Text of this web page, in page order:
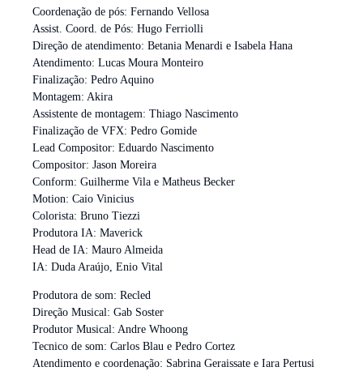
Coordenação de pós: Fernando Vellosa
Assist. Coord. de Pós: Hugo Ferriolli
Direção de atendimento: Betania Menardi e Isabela Hana
Atendimento: Lucas Moura Monteiro
Finalização: Pedro Aquino
Montagem: Akira
Assistente de montagem: Thiago Nascimento
Finalização de VFX: Pedro Gomide
Lead Compositor: Eduardo Nascimento
Compositor: Jason Moreira
Conform: Guilherme Vila e Matheus Becker
Motion: Caio Vinicius
Colorista: Bruno Tiezzi
Produtora IA: Maverick
Head de IA: Mauro Almeida
IA: Duda Araújo, Enio Vital
Produtora de som: Recled
Direção Musical: Gab Soster
Produtor Musical: Andre Whoong
Tecnico de som: Carlos Blau e Pedro Cortez
Atendimento e coordenação: Sabrina Geraissate e Iara Pertusi